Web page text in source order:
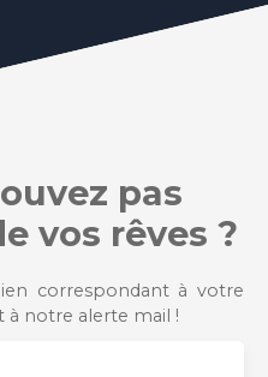
pas
vos rêves ?
correspondant à votre
à notre alerte mail !